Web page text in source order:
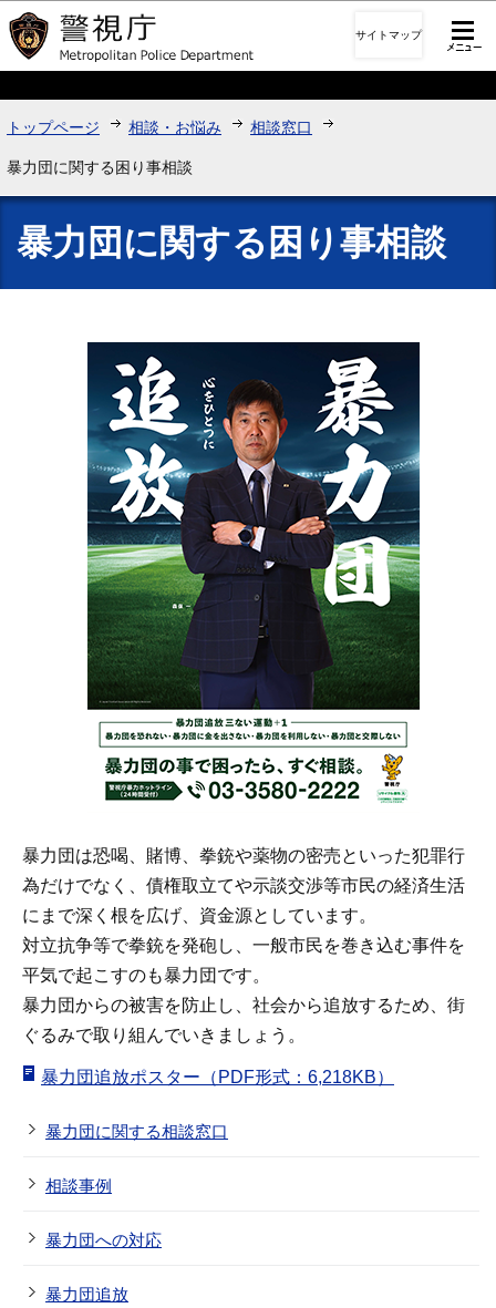
このページの本文へ移動
サイトマップ
トップページ 相談・お悩み 相談窓口
暴力団に関する困り事相談
暴力団に関する困り事相談
暴力団は恐喝、賭博、拳銃や薬物の密売といった犯罪行
為だけでなく、債権取立てや示談交渉等市民の経済生活
にまで深く根を広げ、資金源としています。
対立抗争等で拳銃を発砲し、一般市民を巻き込む事件を
平気で起こすのも暴力団です。
暴力団からの被害を防止し、社会から追放するため、街
ぐるみで取り組んでいきましょう。
暴力団追放ポスター（PDF形式：6,218KB）
暴力団に関する相談窓口
相談事例
暴力団への対応
暴力団追放